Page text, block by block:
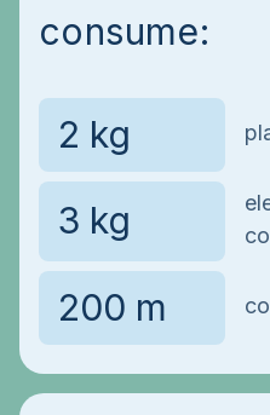
consume: